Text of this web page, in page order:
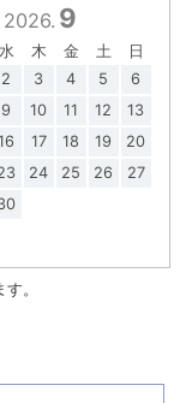
2026. 9
水 木 金 土
日
2 3 4 5
6
9 10 11 12
13
17 18 19
20
24 25 26
27
。